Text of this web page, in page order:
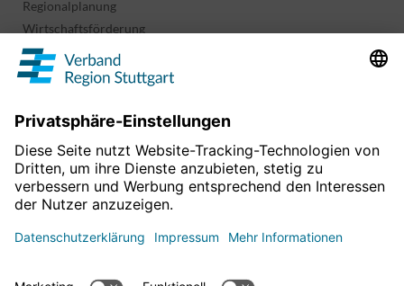
Regionalplanung
Wirtschaftsförderung
Sport und Kultur
Projekte & Programme
Informationen & Downloads
Geoinformation